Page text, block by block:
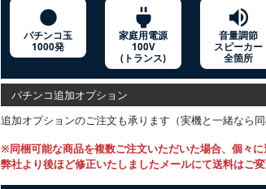
パチンコ玉
1000発
家庭用電源
100V
(トランス)
音量調節
スピーカー
全箇所
パチンコ追加オプション
追加オプションのご注文も承ります（実機と一緒なら同
※同梱可能な商品を複数ご注文いただいた場合、個々に
弊社より後ほど修正いたしましたメールにて送料はご変